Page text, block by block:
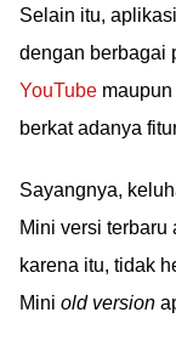
Selain itu,
dengan berbagai
YouTube
berkat adanya
Sayangnya,
Mini versi terbaru
karena itu, tidak
Mini old version